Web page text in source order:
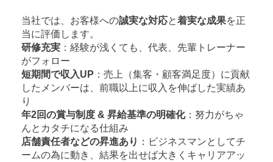
当社では、お客様への誠実な対応と着実な成果を正
当に評価します。
研修充実 ：経験が浅くても、代表、先輩トレーナー
がフォロー
短期間で収入UP ：売上（集客・顧客満足度）に貢献
したメンバーは、前職以上に収入を伸ばした実績あ
り
年2回の賞与制度 & 昇給基準の明確化：努力がちゃ
んとカタチになる仕組み
店舗責任者などの昇進あり ：ビジネスマンとしてチ
ームの為に動き、結果を出せば大きくキャリアアッ